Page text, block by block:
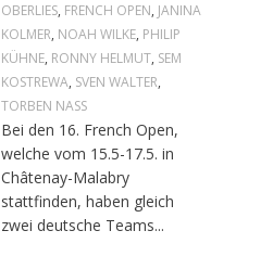
OBERLIES, FRENCH OPEN, JANINA
KOLMER, NOAH WILKE, PHILIP
KÜHNE, RONNY HELMUT, SEM
KOSTREWA, SVEN WALTER,
TORBEN NASS
Bei den 16. French Open,
welche vom 15.5-17.5. in
Châtenay-Malabry
stattfinden, haben gleich
zwei deutsche Teams...